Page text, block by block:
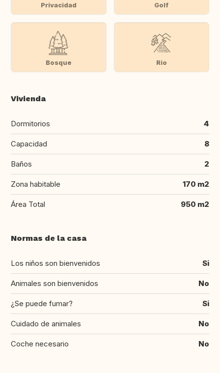
Privacidad Golf
Bosque Rio
Vivienda
Dormitorios 4
Capacidad 8
Baños 2
Zona habitable 170 m2
Área Total 950 m2
Normas de la casa
Los niños son bienvenidos Si
Animales son bienvenidos No
¿Se puede fumar? Si
Cuidado de animales No
Coche necesario No